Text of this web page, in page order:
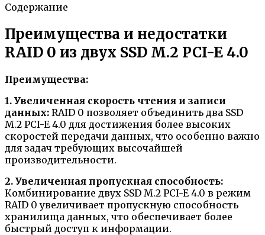
Содержание
Преимущества и недостатки
RAID 0 из двух SSD M.2 PCI-E 4.0
Преимущества:
1. Увеличенная скорость чтения и записи
данных: RAID 0 позволяет объединить два SSD
M.2 PCI-E 4.0 для достижения более высоких
скоростей передачи данных, что особенно важно
для задач требующих высочайшей
производительности.
2. Увеличенная пропускная способность:
Комбинирование двух SSD M.2 PCI-E 4.0 в режим
RAID 0 увеличивает пропускную способность
хранилища данных, что обеспечивает более
быстрый доступ к информации.